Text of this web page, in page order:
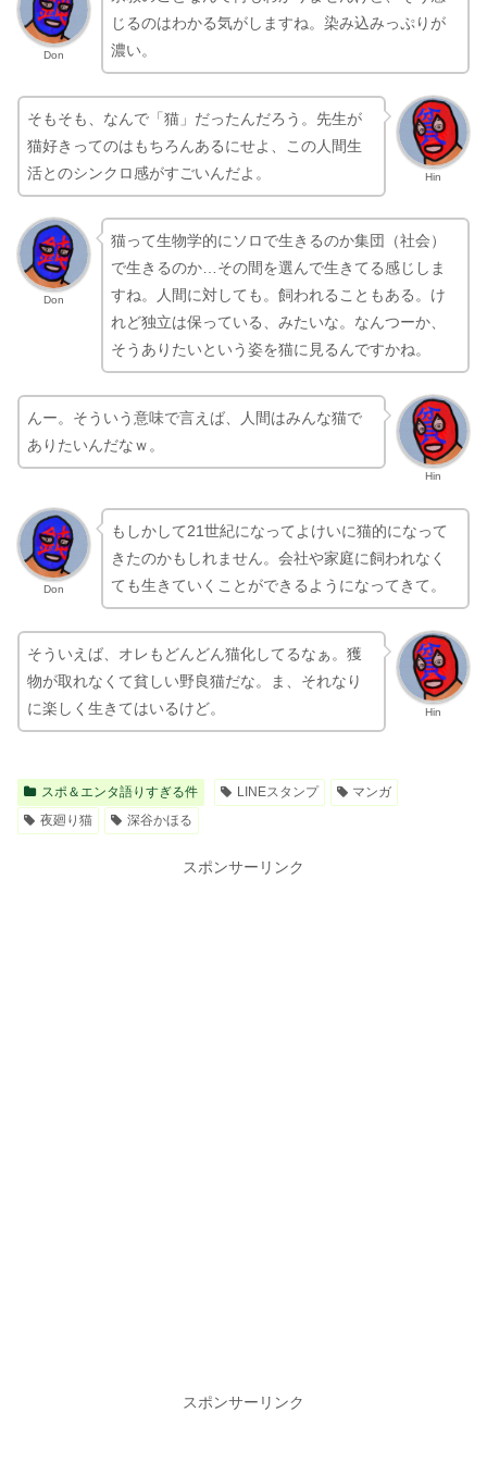
Don
じるのはわかる気がしますね。染み込みっぷりが
濃い。
Hin
そもそも、なんで「猫」だったんだろう。先生が
猫好きってのはもちろんあるにせよ、この人間生
活とのシンクロ感がすごいんだよ。
Don
猫って生物学的にソロで生きるのか集団（社会）
で生きるのか…その間を選んで生きてる感じしま
すね。人間に対しても。飼われることもある。け
れど独立は保っている、みたいな。なんつーか、
そうありたいという姿を猫に見るんですかね。
Hin
んー。そういう意味で言えば、人間はみんな猫で
ありたいんだなｗ。
Don
もしかして21世紀になってよけいに猫的になって
きたのかもしれません。会社や家庭に飼われなく
ても生きていくことができるようになってきて。
Hin
そういえば、オレもどんどん猫化してるなぁ。獲
物が取れなくて貧しい野良猫だな。ま、それなり
に楽しく生きてはいるけど。
スポ＆エンタ語りすぎる件 LINEスタンプ
マンガ
夜廻り猫
深谷かほる
スポンサーリンク
スポンサーリンク